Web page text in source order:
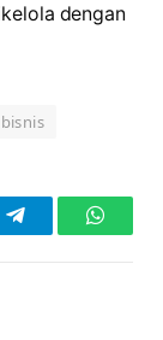
dengan
Telegram